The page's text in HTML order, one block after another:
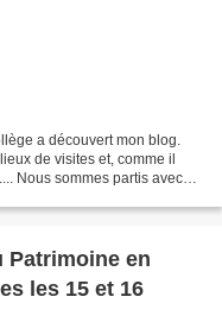
a découvert mon blog.
de visites et, comme il
Nous sommes partis avec
Patrimoine en
les 15 et 16